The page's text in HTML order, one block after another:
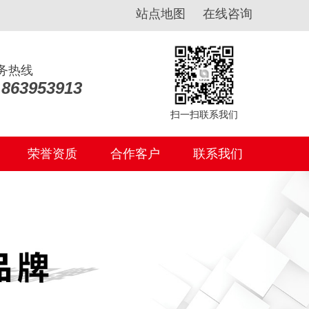
站点地图 在线咨询
扫一扫联系我们
热线
863953913
863953913
863953913
荣誉资质 合作客户 联系我们